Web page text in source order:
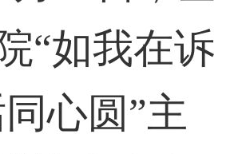
“如我在诉
同心圆”主